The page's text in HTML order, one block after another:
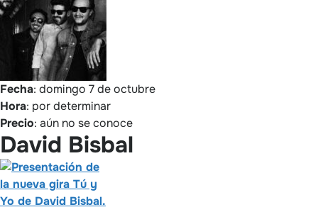
Fecha: domingo 7 de octubre
Hora: por determinar
Precio: aún no se conoce
David Bisbal